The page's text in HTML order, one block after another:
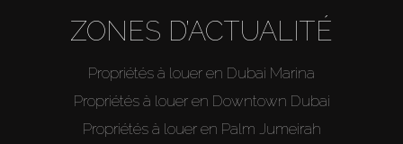
ZONES D’ACTUALITÉ
Propriétés à louer en Dubai Marina
Propriétés à louer en Downtown Dubai
Propriétés à louer en Palm Jumeirah